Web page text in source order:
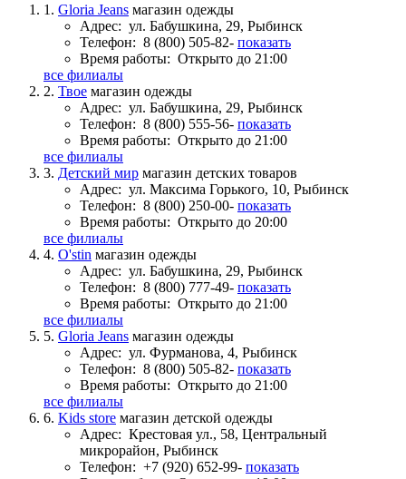
1. Gloria Jeans магазин одежды
Адрес: ул. Бабушкина, 29, Рыбинск
Телефон: 8 (800) 505-82- показать
Время работы: Открыто до 21:00
все филиалы
2. Твое магазин одежды
Адрес: ул. Бабушкина, 29, Рыбинск
Телефон: 8 (800) 555-56- показать
Время работы: Открыто до 21:00
все филиалы
3. Детский мир магазин детских товаров
Адрес: ул. Максима Горького, 10, Рыбинск
Телефон: 8 (800) 250-00- показать
Время работы: Открыто до 20:00
все филиалы
4. O'stin магазин одежды
Адрес: ул. Бабушкина, 29, Рыбинск
Телефон: 8 (800) 777-49- показать
Время работы: Открыто до 21:00
все филиалы
5. Gloria Jeans магазин одежды
Адрес: ул. Фурманова, 4, Рыбинск
Телефон: 8 (800) 505-82- показать
Время работы: Открыто до 21:00
все филиалы
6. Kids store магазин детской одежды
Адрес: Крестовая ул., 58, Центральный
микрорайон, Рыбинск
Телефон: +7 (920) 652-99- показать